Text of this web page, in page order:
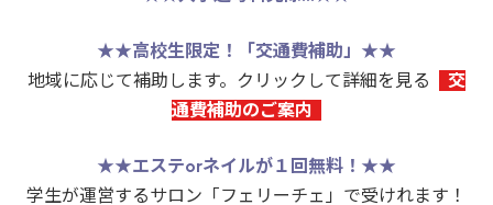
★★高校生限定！「交通費補助」 ★★
地域に応じて補助します。クリックして詳細を見る
交
通費補助のご案内
★★エステorネイルが１回無料！ ★★
学生が運営するサロン「フェリーチェ」で受けれます！